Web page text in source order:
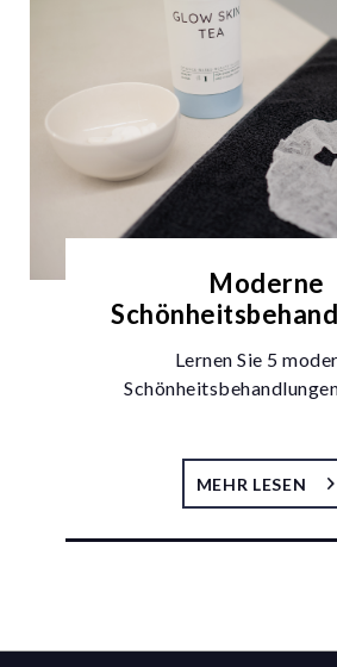
Moderne
Lernen Sie 5
MEHR LESEN